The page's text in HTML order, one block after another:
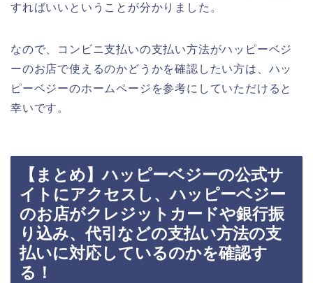
すればいいということが分かりました。
なので、コンビニ支払いの支払い方法がハッピーベジ
ーのお店で使えるのかどうかを確認したい方は、ハッ
ピーベジーのホームページを参考にしていただけると
幸いです。
【まとめ】ハッピーベジーの公式サ
イトにアクセスし、ハッピーベジー
のお店がクレジットカードや銀行振
り込み、代引などの支払い方法の支
払いに対応しているのかを確認す
る！